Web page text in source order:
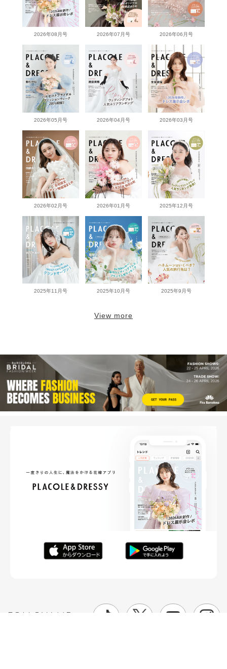
2026年08月号 2026年07月号 2026年06月号
2026年05月号 2026年04月号 2026年03月号
2026年02月号 2026年01月号 2025年12月号
2025年11月号 2025年10月号 2025年9月号
View more
FOLLOW ME